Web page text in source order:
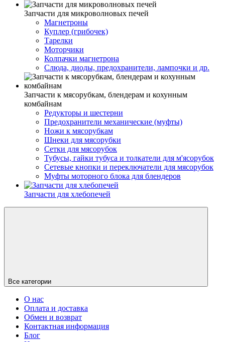
Запчасти для микроволновых печей
Магнетроны
Куплер (грибочек)
Тарелки
Моторчики
Колпачки магнетрона
Слюда, диоды, предохранители, лампочки и др.
Запчасти к мясорубкам, блендерам и кохунным
комбайнам
Редукторы и шестерни
Предохранители механические (муфты)
Ножи к мясорубкам
Шнеки для мясорубки
Сетки для мясорубок
Тубусы, гайки тубуса и толкатели для м'ясорубок
Сетевые кнопки и переключатели для мясорубок
Муфты моторного блока для блендеров
Запчасти для хлебопечей
Все категории
О нас
Оплата и доставка
Обмен и возврат
Контактная информация
Блог